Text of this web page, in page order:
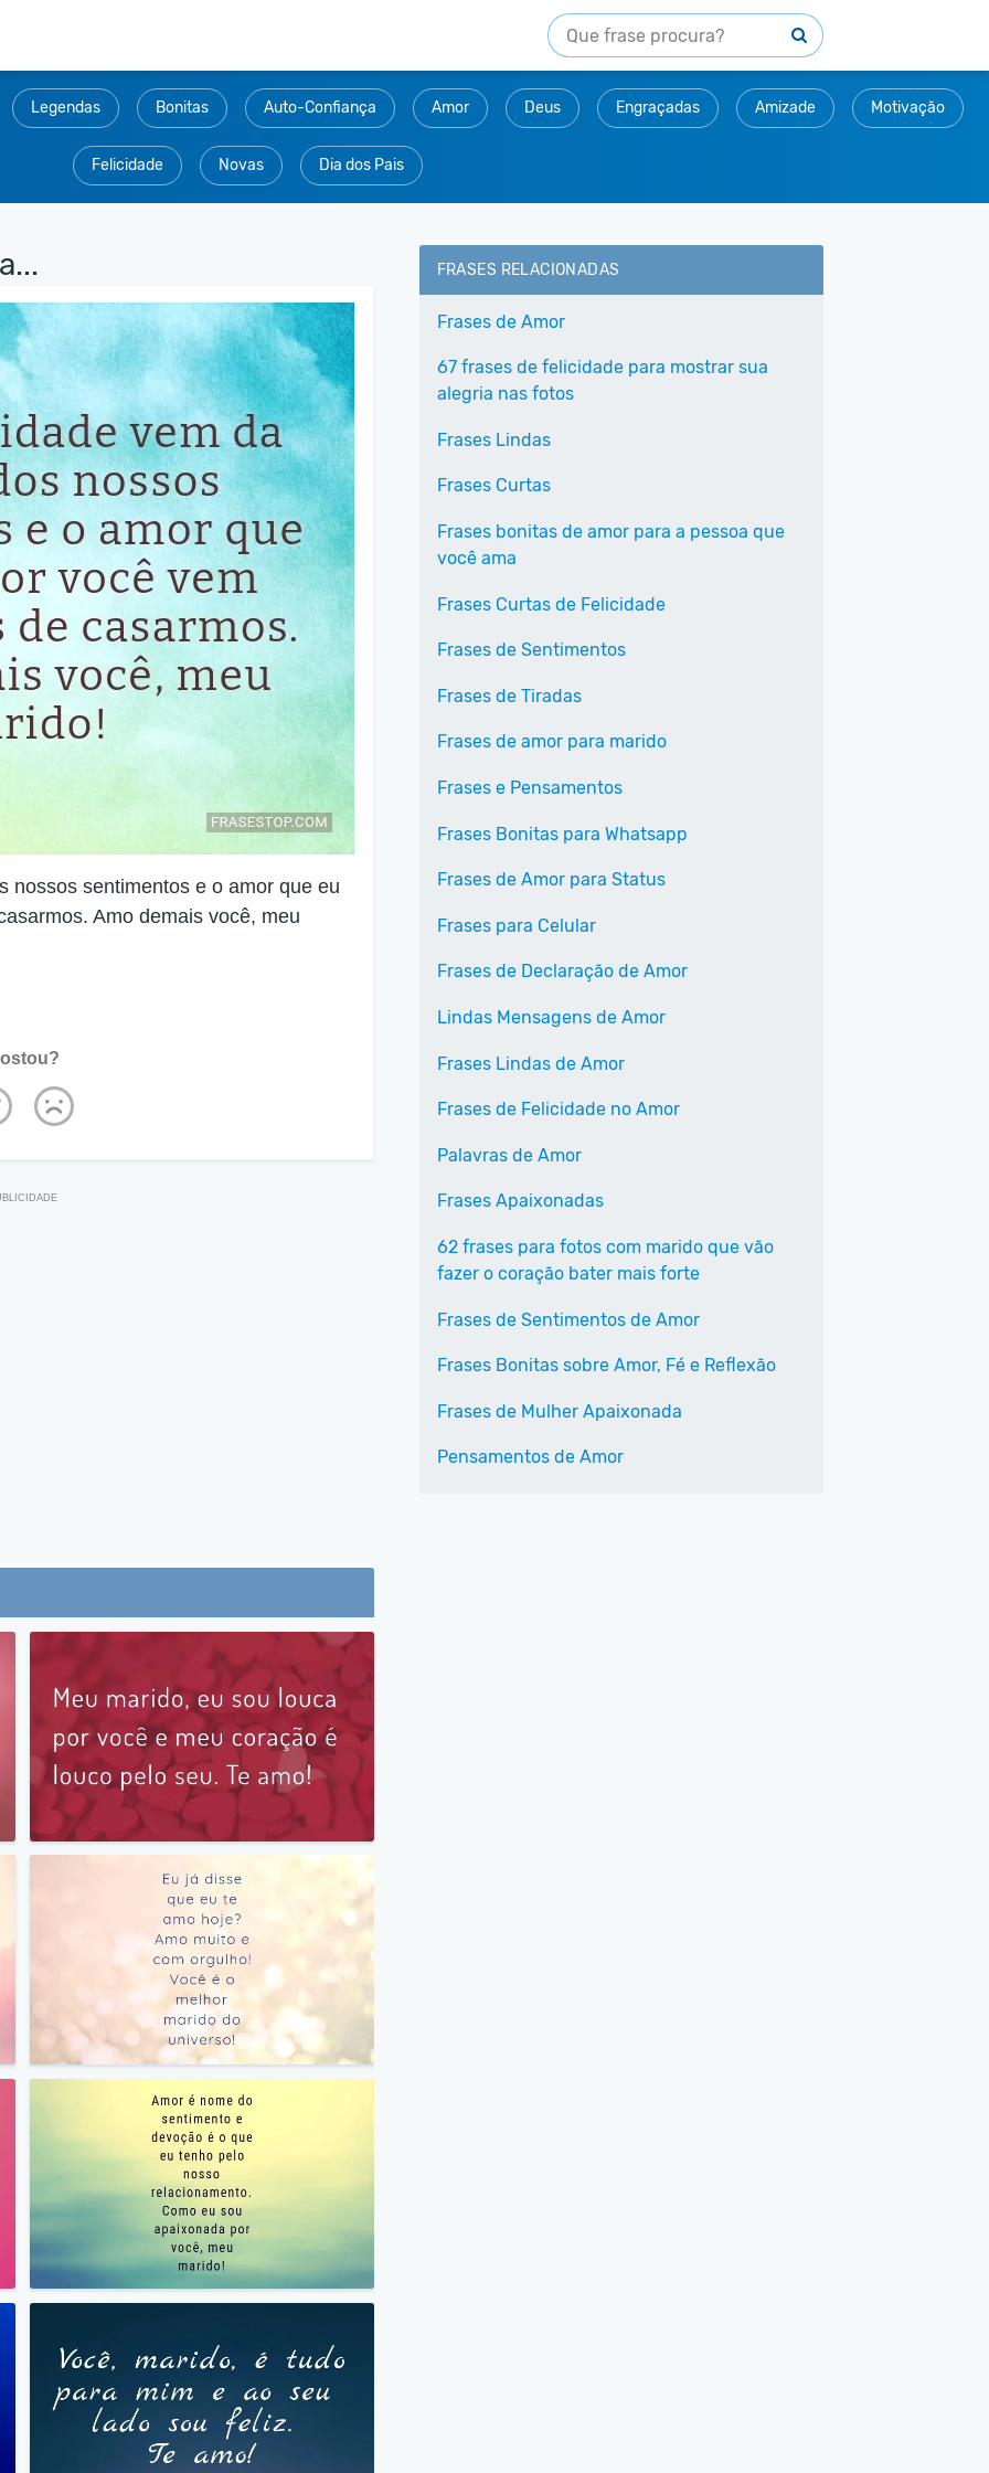
Legendas Bonitas Auto-Confiança Amor Deus Engraçadas Amizade Motivação
Felicidade Novas Dia dos Pais
nossos sentimentos e o amor que eu
Amo demais você, meu
FRASES RELACIONADAS
Frases de Amor
67 frases de felicidade para mostrar sua
alegria nas fotos
Frases Lindas
Frases Curtas
Frases bonitas de amor para a pessoa que
você ama
Frases Curtas de Felicidade
Frases de Sentimentos
Frases de Tiradas
Frases de amor para marido
Frases e Pensamentos
Frases Bonitas para Whatsapp
Frases de Amor para Status
Frases para Celular
Frases de Declaração de Amor
Lindas Mensagens de Amor
Frases Lindas de Amor
Frases de Felicidade no Amor
Palavras de Amor
Frases Apaixonadas
62 frases para fotos com marido que vão
fazer o coração bater mais forte
Frases de Sentimentos de Amor
Frases Bonitas sobre Amor, Fé e Reflexão
Frases de Mulher Apaixonada
Pensamentos de Amor